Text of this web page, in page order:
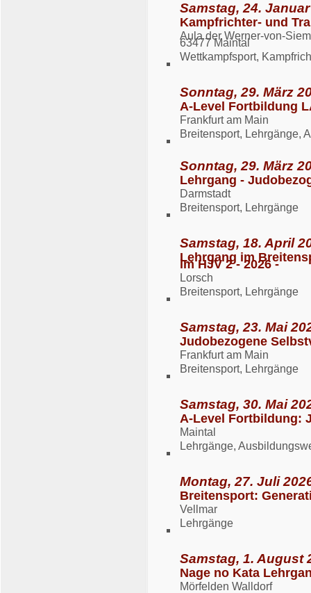
Samstag, 24.
Kampfrichter- und
Aula der Werner-von-
63477 Maintal
Wettkampfsport,
Sonntag, 29. März
A-Level Fortbildung
Frankfurt am Main
Breitensport, Lehrgänge,
Sonntag, 29. März
Lehrgang -
Darmstadt
Breitensport, Lehrgänge
Samstag, 18. April
Lehrgang im
im HJV 2 - 2026 -
Lorsch
Breitensport, Lehrgänge
Samstag, 23. Mai
Judobezogene
Frankfurt am Main
Breitensport, Lehrgänge
Samstag, 30. Mai
A-Level Fortbildung:
Maintal
Lehrgänge,
Montag, 27. Juli
Breitensport:
Vellmar
Lehrgänge
Samstag, 1. August
Nage no Kata
Mörfelden Walldorf